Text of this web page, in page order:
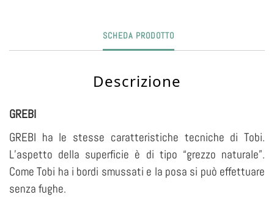
SCHEDA PRODOTTO
Descrizione
GREBI
GREBI ha le stesse caratteristiche tecniche di Tobi.
L’aspetto della superficie è di tipo “grezzo naturale”.
Come Tobi ha i bordi smussati e la posa si può effettuare
senza fughe.